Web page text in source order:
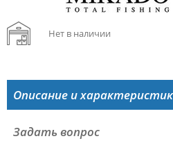
Нет в наличии
Описание и
Задать вопрос